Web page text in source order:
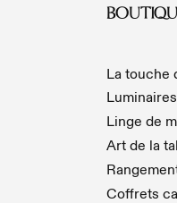
La touche
Luminaires
Linge de
Art de la
Coffrets